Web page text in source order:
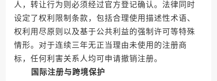
人，转让行为则必须经过官方登记确认。法律同时
设定了权利限制条款，包括合理使用描述性术语、
权利用尽原则以及基于公共利益的强制许可等特殊
情形。对于连续三年无正当理由未使用的注册商
标，任何利害关系人均可申请撤销注册。
国际注册与跨境保护